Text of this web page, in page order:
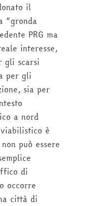
il
“gronda
PRG ma
interesse,
gli scarsi
per gli
sia per
a nord
è
può essere
di
occorre
città di